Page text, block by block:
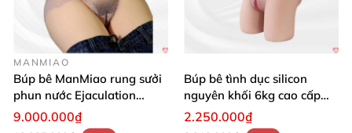
MANMIAO
Búp bê ManMiao rung sưởi
phun nước Ejaculation
Queen chuẩn
9.000.000₫
Búp bê tình dục silicon
nguyên khối 6kg cao cấp
giá rẻ sexy gợi cảm
2.250.000₫